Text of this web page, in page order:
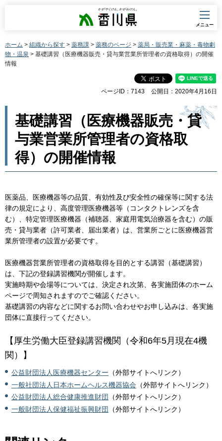
香川県
メニュー
ホーム > 組織から探す > 薬務課 > 薬務のページ > 薬局・販売業・麻薬・毒物劇
物・温泉 > 基礎講習（医療機器販売・貸与業営業所管理者の資格取得）の開催
情報
ページID：7143 公開日：2020年4月16日
基礎講習（医療機器販売・貸
与業営業所管理者の資格取
得）の開催情報
医薬品、医療機器等の品質、有効性及び安全性の確保等に関する法
律の規定により、高度管理医療機器等（コンタクトレンズを含
む）、特定管理医療機器（補聴器、家庭用電気治療器を含む）の販
売・貸与業者（許可業者、届出業者）は、営業所ごとに医療機器営
業所管理者の設置が必要です。
医療機器営業所管理者の資格取得を目的とする講習（基礎講習）
は、下記の登録講習機関が開催します。
実施時期や会場等については、決定され次第、各実施団体のホーム
ページで周知されますのでご確認ください。
基礎講習の内容などに関するお問い合わせやお申し込みは、各実施
団体に直接行ってください。
【厚生労働大臣登録講習機関（令和6年5月現在4機
関）】
公益財団法人医療機器センター （外部サイトへリンク）
一般社団法人日本ホームヘルス機器協会 （外部サイトへリンク）
公益財団法人総合健康推進財団
（外部サイトへリンク）
一般財団法人保健福祉振興財団
（外部サイトへリンク）